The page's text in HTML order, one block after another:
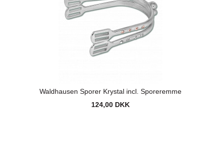
Waldhausen Sporer Krystal incl. Sporeremme
124,00 DKK